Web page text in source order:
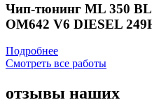
Чип-тюнинг ML 350
OM642 V6 DIESEL
Подробнее
Смотреть все работы
отзывы наших